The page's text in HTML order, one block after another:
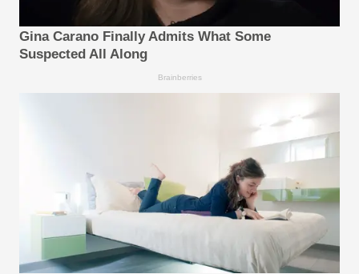
Gina Carano Finally Admits What Some
Suspected All Along
Brainberries